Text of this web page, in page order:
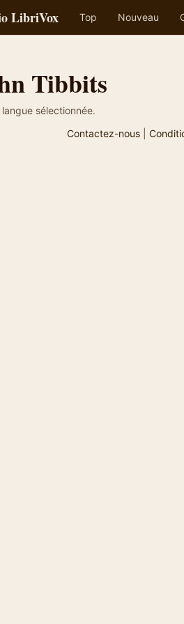
LibriVox Top Nouveau
Tibbits
sélectionnée.
Contactez-nous|